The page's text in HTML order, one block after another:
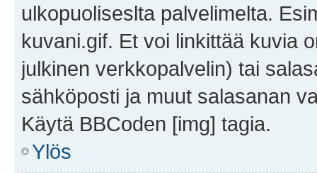
ulkopuoliseslta palvelimelta.
kuvani.gif. Et voi linkittää kuvia
julkinen verkkopalvelin) tai
sähköposti ja muut salasanan
Käytä BBCoden [img] tagia.
Ylös